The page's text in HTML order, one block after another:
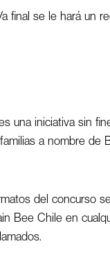
final se le hará un
una iniciativa sin
a nombre de
del concurso
Bee Chile en